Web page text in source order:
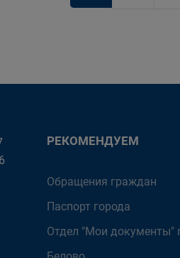
РЕКОМЕНДУЕМ
Обращения граждан
Паспорт города
Отдел "Мои документы"